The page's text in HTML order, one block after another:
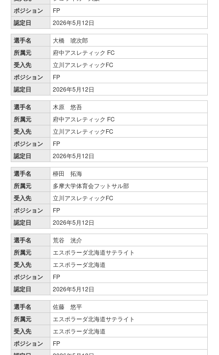
ポジション FP
認定日 2026年5月12日
選手名 大橋 琥次郎
所属元 府中アスレティック FC
受入先 立川アスレティックFC
ポジション FP
認定日 2026年5月12日
選手名 木原 悠吾
所属元 府中アスレティック FC
受入先 立川アスレティックFC
ポジション FP
認定日 2026年5月12日
選手名 桺田 拓海
所属元 多摩大学体育会フットサル部
受入先 立川アスレティックFC
ポジション FP
認定日 2026年5月12日
選手名 荒谷 洸介
所属元 エスポラーダ北海道サテライト
受入先 エスポラーダ北海道
ポジション FP
認定日 2026年5月12日
選手名 佐藤 悠平
所属元 エスポラーダ北海道サテライト
受入先 エスポラーダ北海道
ポジション FP